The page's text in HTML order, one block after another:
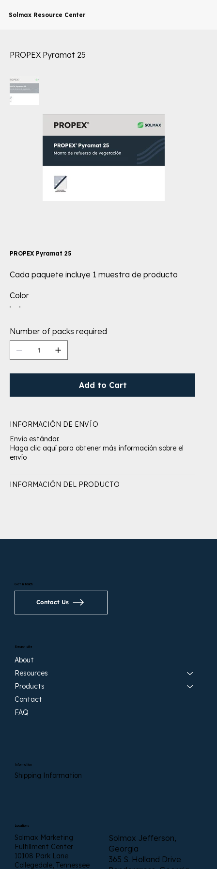
Solmax Resource Center
PROPEX Pyramat 25
PROPEX Pyramat 25
Cada paquete incluye 1 muestra de producto
Color
Number of packs required
Add to Cart
INFORMACIÓN DE ENVÍO
Envío estándar.
Haga clic aquí para obtener más información sobre el
envío
INFORMACIÓN DEL PRODUCTO
Locations
Solmax Marketing
Fulfillment Center
10108 Park Lane
Collegedale, Tennessee
Solmax Jefferson,
Georgia
365 S. Holland Drive
Search site
About
Resources
Products
Contact
FAQ
Information
Shipping Information
Get in touch
Contact Us